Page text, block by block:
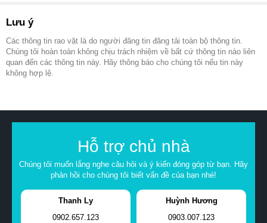
Lưu ý
Các thông tin rao vặt là do người đăng tin đăng tải toàn bộ thông tin.
Chúng tôi hoàn toàn không chịu trách nhiệm về bất cứ thông tin nào liên
quan đến các thông tin này. Hãy thông báo cho chúng tôi nếu tin này
không hợp lệ.
Hỗ trợ chủ nhà
Chúng tôi muốn lắng nghe câu hỏi và ý kiến đóng góp từ bạn. Hãy
phản hồi cho chúng tôi biết vấn đề của bạn nhé!
Thanh Ly
0902.657.123
Huỳnh Hương
0903.007.123